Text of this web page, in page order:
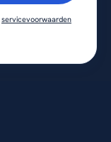
servicevoorwaarden